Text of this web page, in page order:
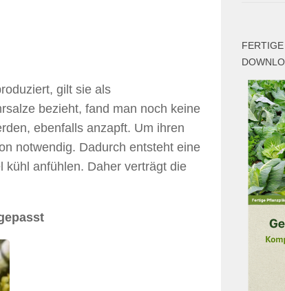
gilt sie als
bezieht, fand man noch keine
ebenfalls anzapft. Um ihren
notwendig. Dadurch entsteht eine
kühl anfühlen. Daher verträgt die